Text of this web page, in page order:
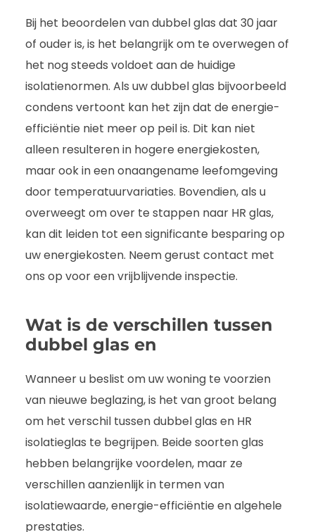
Bij het beoordelen van dubbel glas dat 30 jaar
of ouder is, is het belangrijk om te overwegen of
het nog steeds voldoet aan de huidige
isolatienormen. Als uw dubbel glas bijvoorbeeld
condens vertoont kan het zijn dat de energie-
efficiëntie niet meer op peil is. Dit kan niet
alleen resulteren in hogere energiekosten,
maar ook in een onaangename leefomgeving
door temperatuurvariaties. Bovendien, als u
overweegt om over te stappen naar HR glas,
kan dit leiden tot een significante besparing op
uw energiekosten. Neem gerust contact met
ons op voor een vrijblijvende inspectie.
Wat is de verschillen tussen
dubbel glas en
Wanneer u beslist om uw woning te voorzien
van nieuwe beglazing, is het van groot belang
om het verschil tussen dubbel glas en HR
isolatieglas te begrijpen. Beide soorten glas
hebben belangrijke voordelen, maar ze
verschillen aanzienlijk in termen van
isolatiewaarde, energie-efficiëntie en algehele
prestaties.